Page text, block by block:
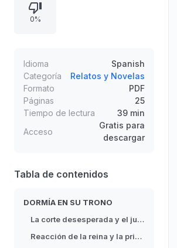
genera preocupación. La reina
celosa reacciona con firmeza y la
el contraste entre el deber real y la
pereza del monarca.
0%
Idioma
Spanish
Categoría
Relatos y Novelas
Formato
PDF
Páginas
25
Tiempo de lectura
39 min
Acceso
Gratis para
descargar
Tabla de contenidos
DORMÍA EN SU TRONO
La corte desesperada y el juego distraído
Reacción de la reina y la princesa